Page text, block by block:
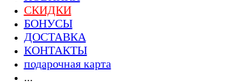
СКИДКИ
БОНУСЫ
ДОСТАВКА
КОНТАКТЫ
подарочная карта
...